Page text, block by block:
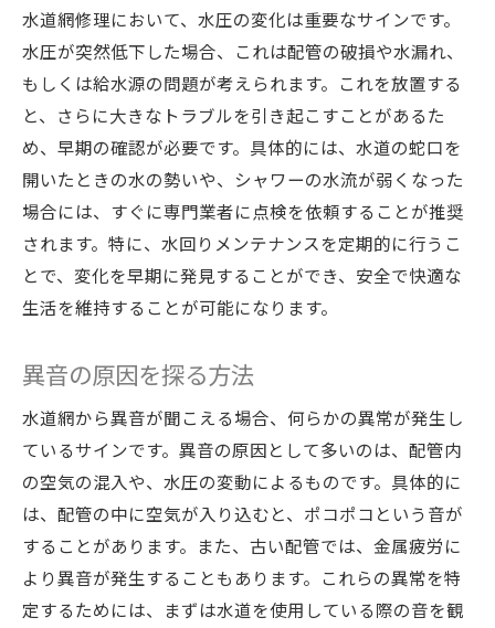
水道網修理において、水圧の変化は重要なサインです。
水圧が突然低下した場合、これは配管の破損や水漏れ、
もしくは給水源の問題が考えられます。これを放置する
と、さらに大きなトラブルを引き起こすことがあるた
め、早期の確認が必要です。具体的には、水道の蛇口を
開いたときの水の勢いや、シャワーの水流が弱くなった
場合には、すぐに専門業者に点検を依頼することが推奨
されます。特に、水回りメンテナンスを定期的に行うこ
とで、変化を早期に発見することができ、安全で快適な
生活を維持することが可能になります。
異音の原因を探る方法
水道網から異音が聞こえる場合、何らかの異常が発生し
ているサインです。異音の原因として多いのは、配管内
の空気の混入や、水圧の変動によるものです。具体的に
は、配管の中に空気が入り込むと、ポコポコという音が
することがあります。また、古い配管では、金属疲労に
より異音が発生することもあります。これらの異常を特
定するためには、まずは水道を使用している際の音を観